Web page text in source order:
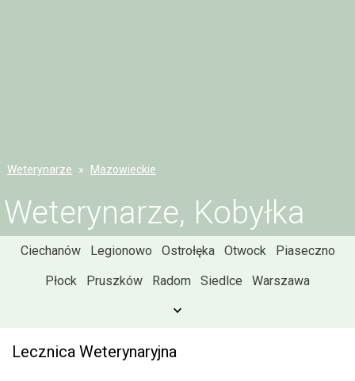
Weterynarze Mazowieckie
Weterynarze, Kobyłka
Ciechanów Legionowo Ostrołęka Otwock
Piaseczno
Płock
Pruszków Radom Siedlce Warszawa
Lecznica Weterynaryjna